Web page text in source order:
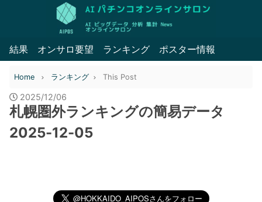
結果 オンサロ要望 ランキング ポスター情報
Home ランキング This Post
2025/12/06
札幌圏外ランキングの簡易データ
2025-12-05